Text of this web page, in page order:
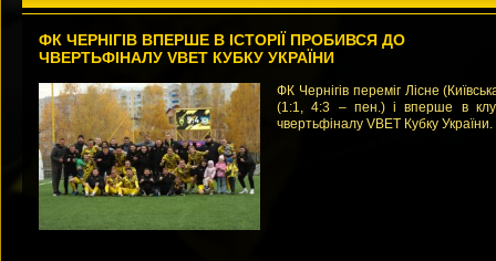
ФК ЧЕРНІГІВ ВПЕРШЕ В ІСТОРІЇ ПРОБИВСЯ ДО
ЧВЕРТЬФІНАЛУ VBET КУБКУ УКРАЇНИ
ФК Чернігів переміг Лісне
(1:1, 4:3 – пен.) і вперше в
чвертьфіналу VBET Кубку України.